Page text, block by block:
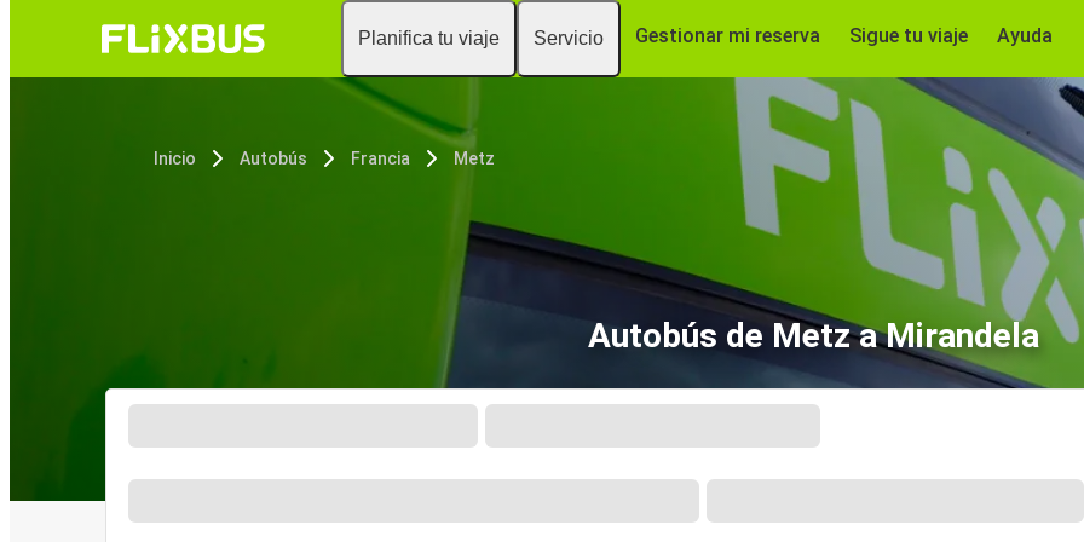
Planifica tu viaje Servicio Gestionar mi reserva Sigue tu viaje Ayuda
Inicio Autobús Francia Metz
Autobús de Metz a Mirandela